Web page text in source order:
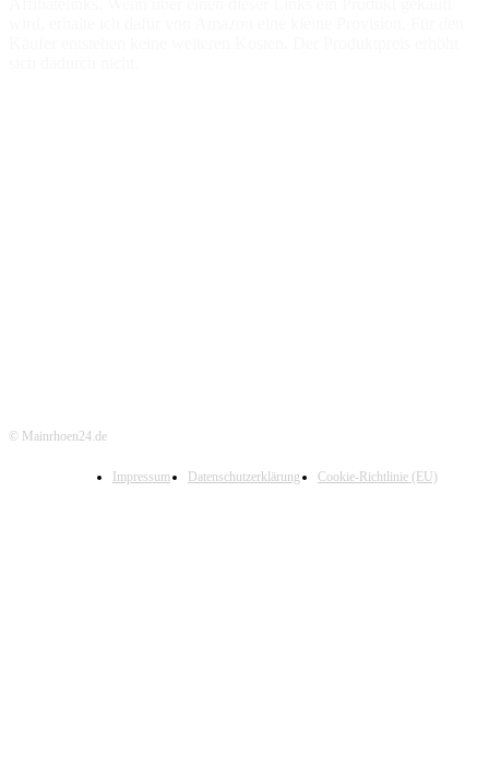
© Mainrhoen24.de
Impressum Datenschutzerklärung Cookie-Richtlinie (EU)